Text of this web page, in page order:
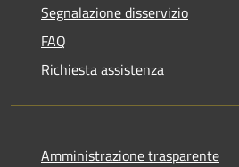
Segnalazione disservizio
FAQ
Richiesta assistenza
Amministrazione trasparente